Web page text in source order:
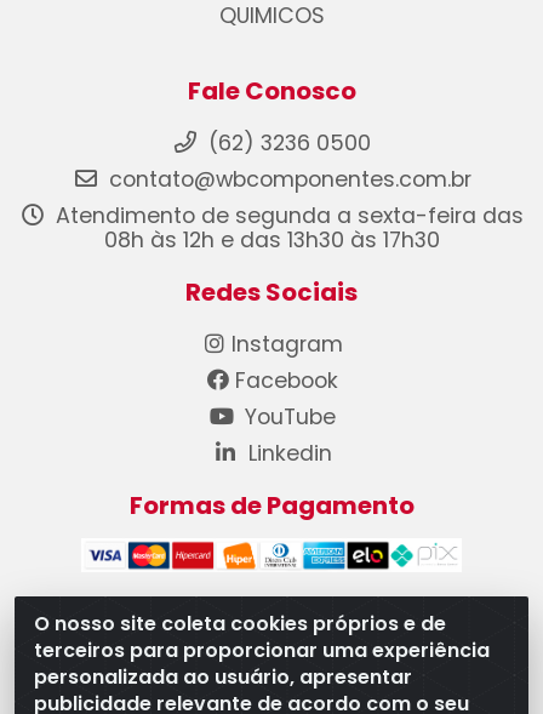
O nosso site coleta cookies próprios e de
terceiros para proporcionar uma experiência
personalizada ao usuário, apresentar
publicidade relevante de acordo com o seu
QUIMICOS
Fale Conosco
(62) 3236 0500
contato@wbcomponentes.com.br
Atendimento de segunda a sexta-feira das
08h às 12h e das 13h30 às 17h30
Redes Sociais
Instagram
Facebook
YouTube
Linkedin
Formas de Pagamento
WB Componentes Automotivos LTDA - CNPJ
08.528.393/0001-12 - Rua do Níquel, 667 - Parque
Oeste Industrial, Goiânia/GO - CEP 74375-660